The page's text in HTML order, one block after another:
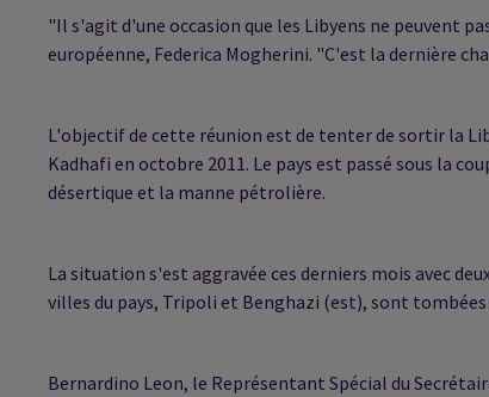
"Il s'agit d'une occasion que les Libyens ne peuvent
européenne, Federica Mogherini. "C'est la dernière
L'objectif de cette réunion est de tenter de sortir la
Kadhafi en octobre 2011. Le pays est passé sous la
désertique et la manne pétrolière.
La situation s'est aggravée ces derniers mois avec
villes du pays, Tripoli et Benghazi (est), sont
Bernardino Leon, le Représentant Spécial du